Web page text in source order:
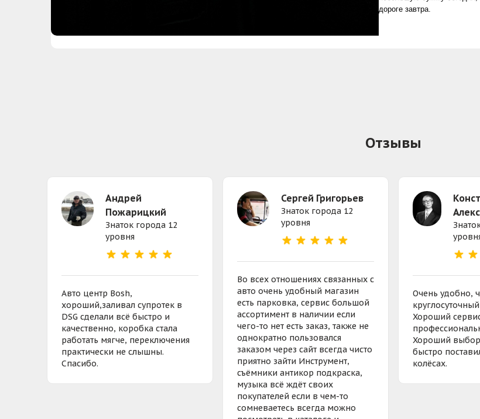
дороге завтра.
Отзывы
Андрей
Пожарицкий
Знаток города 12
уровня
Авто центр Bosh,
хороший,заливал супротек в
DSG сделали всë быстро и
качественно, коробка стала
работать мягче, переключения
практически не слышны.
Спасибо.
Сергей Григорьев
Знаток города 12
уровня
Во всех отношениях связанных с
авто очень удобный магазин
есть парковка, сервис большой
ассортимент в наличии если
чего-то нет есть заказ, также не
однократно пользовался
заказом через сайт всегда чисто
приятно зайти Инструмент,
съëмники антикор подкраска,
музыка всё ждёт своих
покупателей если в чем-то
сомневаетесь всегда можно
Очень удобно,
Хороший
Хороший
быстро
колёсах.